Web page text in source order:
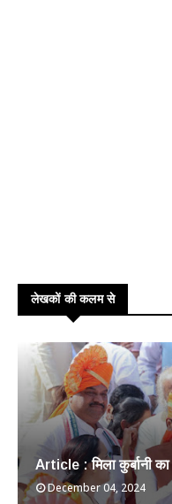
लेखकों की कलम से
Article : मिला कुर्बानी
December 04, 2024